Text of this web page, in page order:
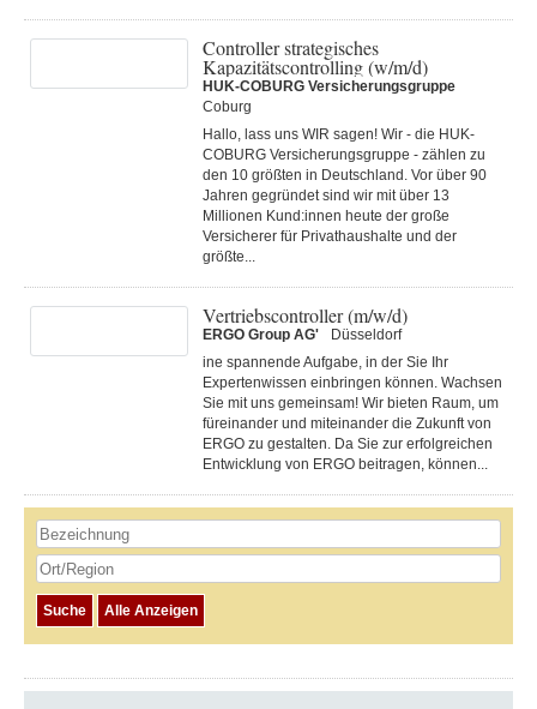
Controller strategisches
Kapazitätscontrolling (w/m/d)
HUK-COBURG Versicherungsgruppe
Coburg
Hallo, lass uns WIR sagen! Wir - die HUK-
COBURG Versicherungsgruppe - zählen zu
den 10 größten in Deutschland. Vor über 90
Jahren gegründet sind wir mit über 13
Millionen Kund:innen heute der große
Versicherer für Privathaushalte und der
größte...
Vertriebscontroller (m/w/d)
ERGO Group AG'
Düsseldorf
ine spannende Aufgabe, in der Sie Ihr
Expertenwissen einbringen können. Wachsen
Sie mit uns gemeinsam! Wir bieten Raum, um
füreinander und miteinander die Zukunft von
ERGO zu gestalten. Da Sie zur erfolgreichen
Entwicklung von ERGO beitragen, können...